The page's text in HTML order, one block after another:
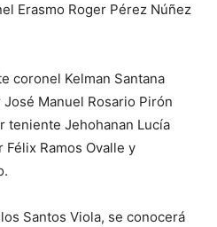
Erasmo Roger Pérez Núñez
coronel Kelman Santana
Manuel Rosario Pirón
teniente Jehohanan Lucía
Ramos Ovalle y
Santos Viola, se conocerá